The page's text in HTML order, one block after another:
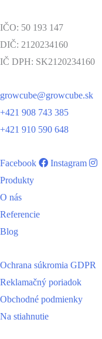
IČO: 50 193 147
DIČ: 2120234160
IČ DPH: SK2120234160
growcube@growcube.sk
+421 908 743 385
+421 910 590 648
Facebook
Instagram
Produkty
O nás
Referencie
Blog
Ochrana súkromia GDPR
Reklamačný poriadok
Obchodné podmienky
Na stiahnutie